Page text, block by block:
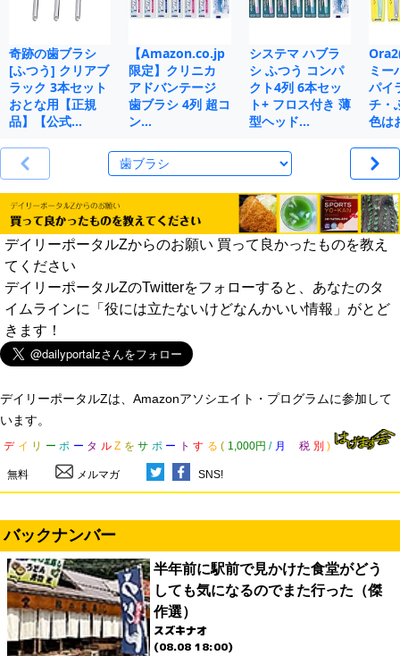
奇跡の歯ブラシ
[ふつう] クリアブ
ラック 3本セット
おとな用【正規
品】【公式…
【Amazon.co.jp
限定】クリニカ
アドバンテージ
歯ブラシ 4列 超コ
ン…
システマ ハブラ
シ ふつう コンパ
クト4列 6本セッ
ト+ フロス付き 薄
型ヘッド…
ミー
パイ
チ・
色は
デイリーポータルZからのお願い 買って良かったものを教え
てください
デイリーポータルZのTwitterをフォローすると、あなたのタ
イムラインに「役には立たないけどなんかいい情報」がとど
きます！
デイリーポータルZは、Amazonアソシエイト・プログラムに参加して
います。
デ イ リ ー ポ ー タ ル Z を サ ポ ー ト す る ( 1,000円 / 月 税 別 )
無料 メルマガ SNS!
バックナンバー
半年前に駅前で見かけた食堂がどう
しても気になるのでまた行った（傑
作選）
スズキナオ
(08.08 18:00)